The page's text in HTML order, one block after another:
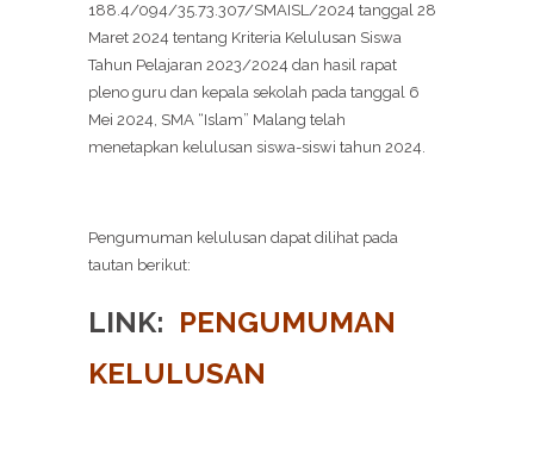
188.4/094/35.73.307/SMAISL/2024 tanggal 28
Maret 2024 tentang Kriteria Kelulusan Siswa
Tahun Pelajaran 2023/2024 dan hasil rapat
pleno guru dan kepala sekolah pada tanggal 6
Mei 2024, SMA “Islam” Malang telah
menetapkan kelulusan siswa-siswi tahun 2024.
Pengumuman kelulusan dapat dilihat pada
tautan berikut:
LINK: PENGUMUMAN
KELULUSAN